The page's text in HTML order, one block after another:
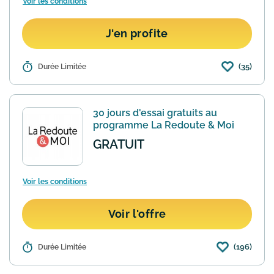
J'en profite
Détails : La Redoute propose un programme
sur les frais de ports. La livraison est
gratuite et sans minimum d'achats pour
15€/an avec 60 jou... En savoir plus
Durée Limitée (35)
30 jours d'essai gratuits au
programme La Redoute & Moi
GRATUIT
Voir les conditions
Voir l'offre
Détails : Vous pouvez essayer gratuitement
Durée Limitée (196)